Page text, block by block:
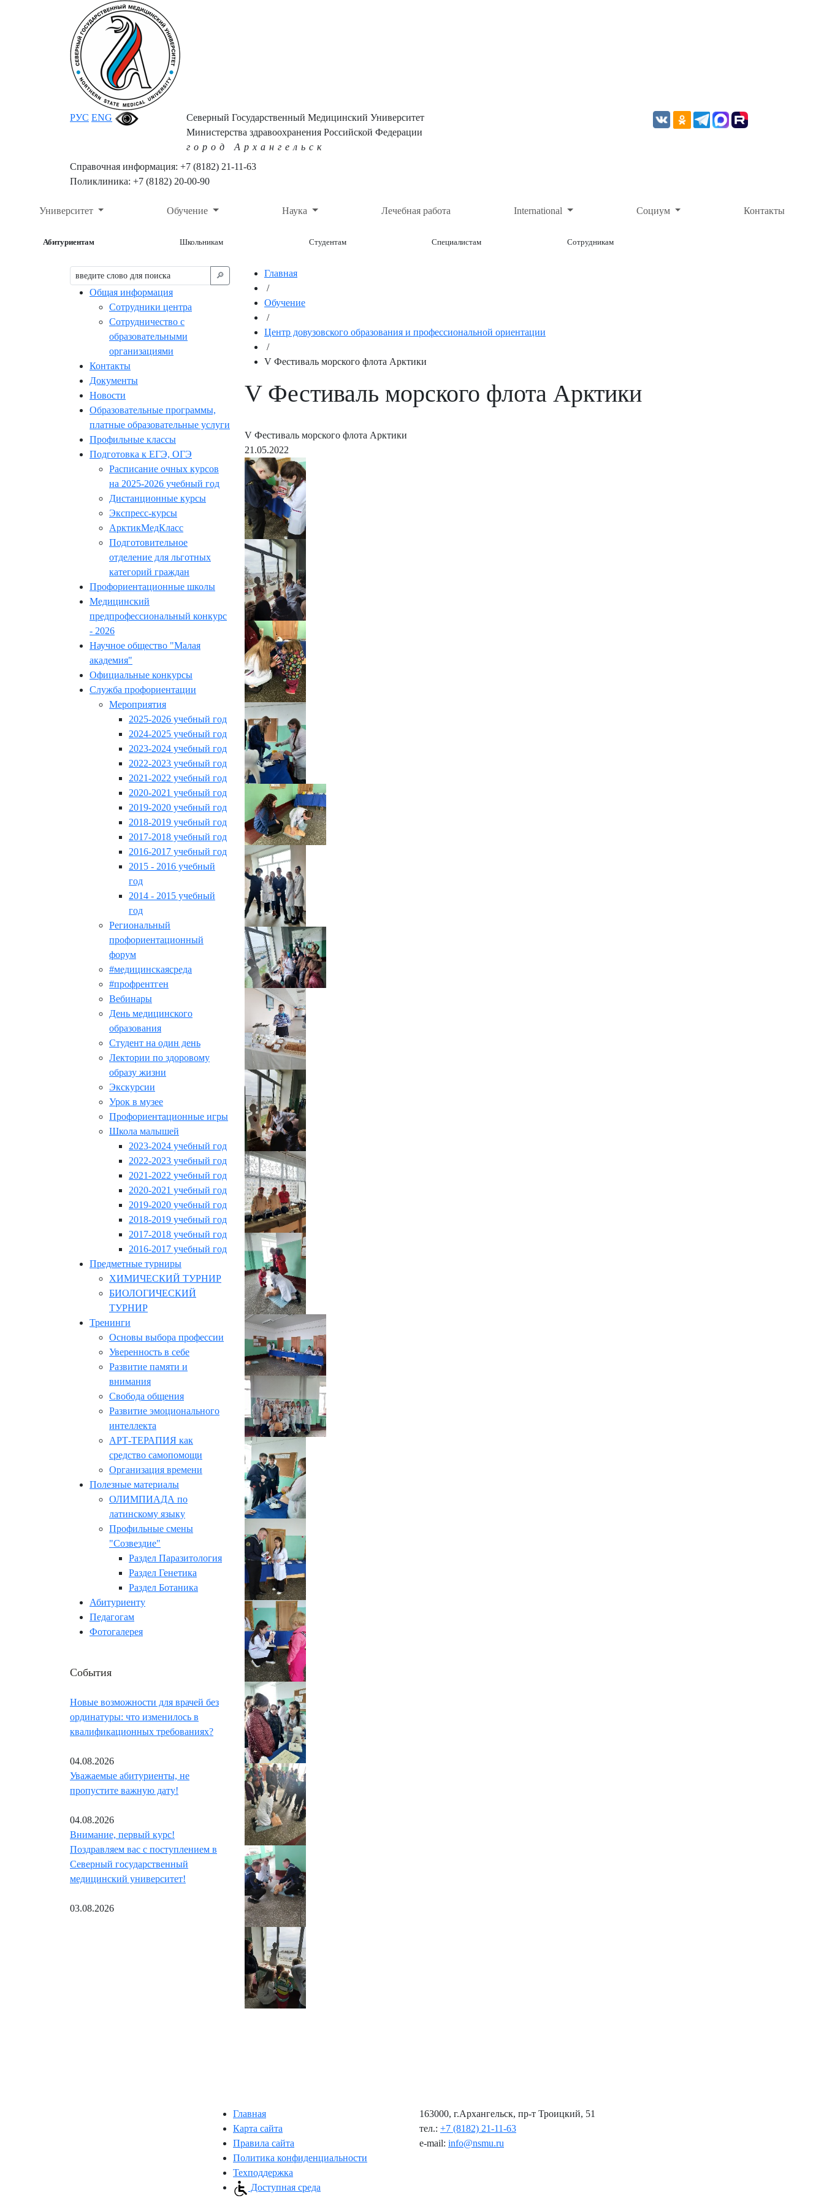
РУС ENG
Северный Государственный Медицинский Университет
Министерства здравоохранения Российской Федерации
город Архангельск
Справочная информация: +7 (8182) 21-11-63
Поликлиника: +7 (8182) 20-00-90
Университет Обучение Наука Лечебная работа International Социум Контакты
Абитуриентам Школьникам Студентам Специалистам Сотрудникам
🔎︎
Общая информация
Сотрудники центра
Сотрудничество с
образовательными
организациями
Контакты
Документы
Новости
Образовательные программы,
платные образовательные услуги
Профильные классы
Подготовка к ЕГЭ, ОГЭ
Расписание очных курсов
на 2025-2026 учебный год
Дистанционные курсы
Экспресс-курсы
АрктикМедКласс
Подготовительное
отделение для льготных
категорий граждан
Профориентационные школы
Медицинский
предпрофессиональный конкурс
- 2026
Научное общество "Малая
академия"
Официальные конкурсы
Служба профориентации
Мероприятия
2025-2026 учебный год
2024-2025 учебный год
2023-2024 учебный год
2022-2023 учебный год
2021-2022 учебный год
2020-2021 учебный год
2019-2020 учебный год
2018-2019 учебный год
2017-2018 учебный год
2016-2017 учебный год
2015 - 2016 учебный
год
2014 - 2015 учебный
год
Региональный
профориентационный
форум
#медицинскаясреда
#профрентген
Вебинары
День медицинского
образования
Студент на один день
Лектории по здоровому
образу жизни
Экскурсии
Урок в музее
Профориентационные игры
Школа малышей
2023-2024 учебный год
2022-2023 учебный год
2021-2022 учебный год
2020-2021 учебный год
2019-2020 учебный год
2018-2019 учебный год
2017-2018 учебный год
2016-2017 учебный год
Предметные турниры
ХИМИЧЕСКИЙ ТУРНИР
БИОЛОГИЧЕСКИЙ
ТУРНИР
Тренинги
Основы выбора профессии
Уверенность в себе
Развитие памяти и
внимания
Свобода общения
Развитие эмоционального
интеллекта
АРТ-ТЕРАПИЯ как
средство самопомощи
Организация времени
Полезные материалы
ОЛИМПИАДА по
латинскому языку
Профильные смены
"Созвездие"
Раздел Паразитология
Раздел Генетика
Раздел Ботаника
Абитуриенту
Педагогам
Фотогалерея
События
Новые возможности для врачей без
ординатуры: что изменилось в
квалификационных требованиях?
04.08.2026
Уважаемые абитуриенты, не
пропустите важную дату!
04.08.2026
Внимание, первый курс!
Поздравляем вас с поступлением в
Северный государственный
медицинский университет!
03.08.2026
Главная
/
Обучение
/
Центр довузовского образования и профессиональной ориентации
/
V Фестиваль морского флота Арктики
V Фестиваль морского флота Арктики
V Фестиваль морского флота Арктики
21.05.2022
Главная
Карта сайта
Правила сайта
Политика конфиденциальности
Техподдержка
Доступная среда
163000, г.Архангельск, пр-т Троицкий, 51
тел.: +7 (8182) 21-11-63
e-mail: info@nsmu.ru